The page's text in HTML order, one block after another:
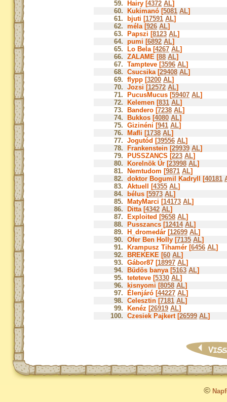
59.
Hairy [4372 AL]
60.
Kukimanó [5081 AL]
61.
bjuti [17591 AL]
62. méla [926 AL]
63.
Papszi [8123 AL]
64. pumi [6892 AL]
65.
Lo Bela [4267 AL]
66. ZALAME [88 AL]
67. Tampteve [3596 AL]
68. Csucsika [29408 AL]
69. flypp [3200 AL]
70. Jozsi [12572 AL]
71.
PucusMucus [59407 AL]
72.
Kelemen [831 AL]
73.
Bandero [7238 AL]
74.
Bukkos [4080 AL]
75. Gizinéni [941 AL]
76.
Mafli [1738 AL]
77. Jogutód [39556 AL]
78.
Frankenstein [29939 AL]
79.
PUSSZANCS [223 AL]
80.
Korelnök Úr [23998 AL]
81.
Nemtudom [9871 AL]
82. doktor Bogumil Kadryll [40181
83. Aktuell [4355 AL]
84.
bélus [5973 AL]
85.
MatyMarci [14173 AL]
86.
Ditta [4342 AL]
87.
Exploited [9658 AL]
88.
Pusszancs [12414 AL]
89.
H_dromedár [12699 AL]
90. Ofer Ben Holly [7135 AL]
91.
Krampusz Tihamér [6456 AL]
92.
BREKEKE [60 AL]
93. Gábor87 [18997 AL]
94.
Büdös banya [5163 AL]
95. teteteve [5330 AL]
96.
kisnyomi [8058 AL]
97.
Élenjáró [44227 AL]
98. Celesztin [7181 AL]
99.
Kenéz [26919 AL]
100. Czesiek Pajkert [26599 AL]
©